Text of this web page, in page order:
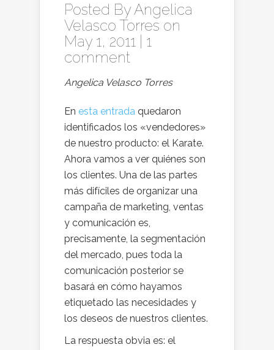
Posted ByAngelica
Velasco Torres on
May 1, 2011 | 1
comment
Angelica Velasco Torres
En esta entrada quedaron
identificados los «vendedores»
de nuestro producto: el Karate.
Ahora vamos a ver quiénes son
los clientes. Una de las partes
más difíciles de organizar una
campaña de marketing, ventas
y comunicación es,
precisamente, la segmentación
del mercado, pues toda la
comunicación posterior se
basará en cómo hayamos
etiquetado las necesidades y
los deseos de nuestros clientes.
La respuesta obvia es: el